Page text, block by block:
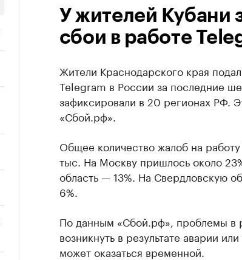
У жителей Кубани
сбои в работе
Жители Краснодарского края
Telegram в России за последние
зафиксировали в 20 регионах РФ.
«Сбой.рф».
Общее количество жалоб на
тыс. На Москву пришлось около
область — 13%. На Свердловскую
6%.
По данным «Сбой.рф», проблемы в
возникнуть в результате аварии
может оказаться временной.